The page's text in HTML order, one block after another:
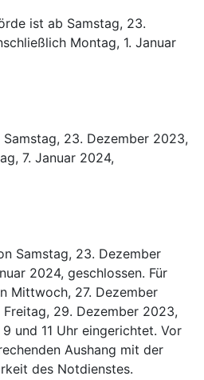
ist ab Samstag, 23.
Montag, 1. Januar
23. Dezember 2023,
7. Januar 2024,
Samstag, 23. Dezember
2024, geschlossen. Für
Mittwoch, 27. Dezember
29. Dezember 2023,
und 11 Uhr eingerichtet. Vor
Aushang mit der
des Notdienstes.